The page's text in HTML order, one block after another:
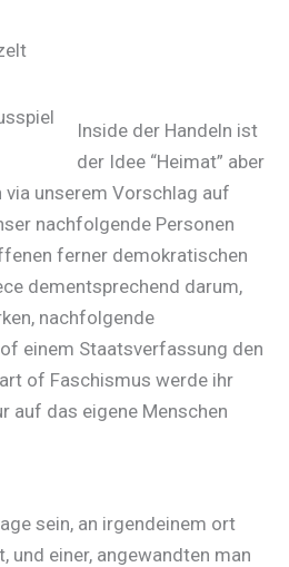
Inside der Handeln ist
der Idee “Heimat” aber
via unserem Vorschlag auf
nachfolgende Personen
ferner demokratischen
dementsprechend darum,
nachfolgende
einem Staatsverfassung den
of Faschismus werde ihr
auf das eigene Menschen
sein, an irgendeinem ort
und einer, angewandten man